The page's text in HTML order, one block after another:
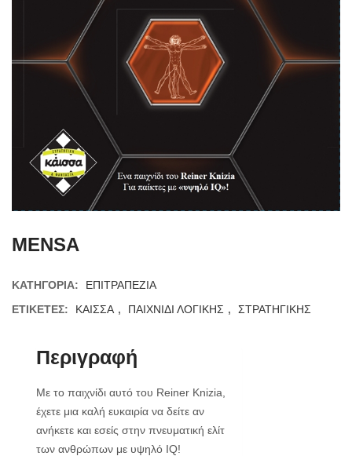
MENSA
ΚΑΤΗΓΟΡΊΑ:
ΕΠΙΤΡΑΠΕΖΙΑ
ΕΤΙΚΈΤΕΣ:
ΚΑΙΣΣΑ , ΠΑΙΧΝΙΔΙ ΛΟΓΙΚΗΣ , ΣΤΡΑΤΗΓΙΚΗΣ
Περιγραφή
Με το παιχνίδι αυτό του Reiner Knizia,
έχετε μια καλή ευκαιρία να δείτε αν
ανήκετε και εσείς στην πνευματική ελίτ
των ανθρώπων με υψηλό IQ!